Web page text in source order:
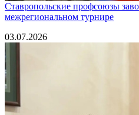
Ставропольские профсоюзы
межрегиональном турнире
03.07.2026